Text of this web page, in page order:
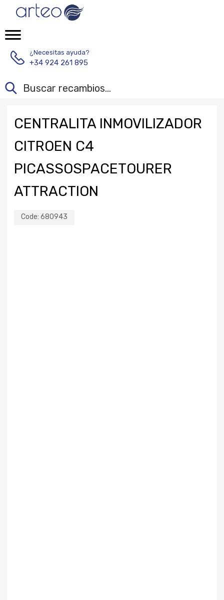
¿Necesitas ayuda?
+34 924 261 895
CENTRALITA INMOVILIZADOR
CITROEN C4
PICASSOSPACETOURER
ATTRACTION
Code: 680943